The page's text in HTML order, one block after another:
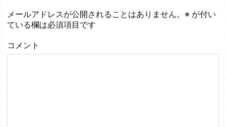
メールアドレスが公開されることはありません。 ※ が付い
ている欄は必須項目です
コメント